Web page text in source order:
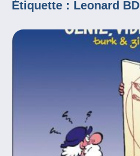
Étiquette : Leonard BD